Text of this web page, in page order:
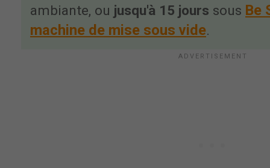
ambiante, ou jusqu'à 15 jours sous Be
machine de mise sous vide.